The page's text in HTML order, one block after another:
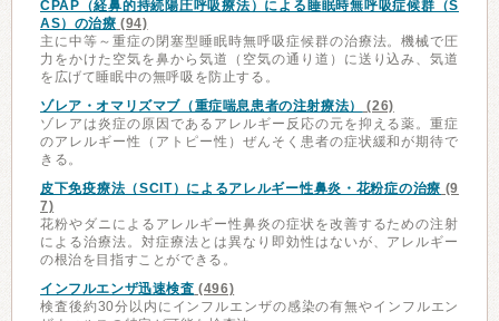
CPAP（経鼻的持続陽圧呼吸療法）による睡眠時無呼吸症候群（S
AS）の治療 (94)
主に中等～重症の閉塞型睡眠時無呼吸症候群の治療法。機械で圧
力をかけた空気を鼻から気道（空気の通り道）に送り込み、気道
を広げて睡眠中の無呼吸を防止する。
ゾレア・オマリズマブ（重症喘息患者の注射療法）
(26)
ゾレアは炎症の原因であるアレルギー反応の元を抑える薬。重症
のアレルギー性（アトピー性）ぜんそく患者の症状緩和が期待で
きる。
皮下免疫療法（SCIT）によるアレルギー性鼻炎・花粉症の治療 (9
7)
花粉やダニによるアレルギー性鼻炎の症状を改善するための注射
による治療法。対症療法とは異なり即効性はないが、アレルギー
の根治を目指すことができる。
インフルエンザ迅速検査 (496)
検査後約30分以内にインフルエンザの感染の有無やインフルエン